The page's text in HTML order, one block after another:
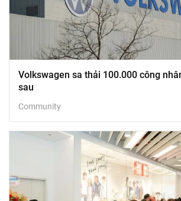
Volkswagen sa thải 100.000 công
sau
Community